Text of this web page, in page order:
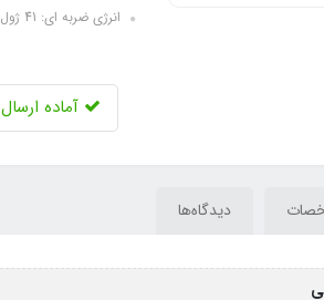
انرژی ضربه ای: 41 ژول
آماده ارسال
دیدگاه‌ها